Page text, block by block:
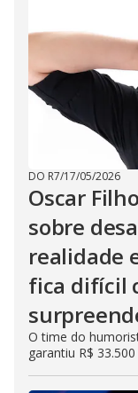
DO R7/17/05/2026
Oscar
sobre
realidade
fica difícil
O time do
garantiu R$